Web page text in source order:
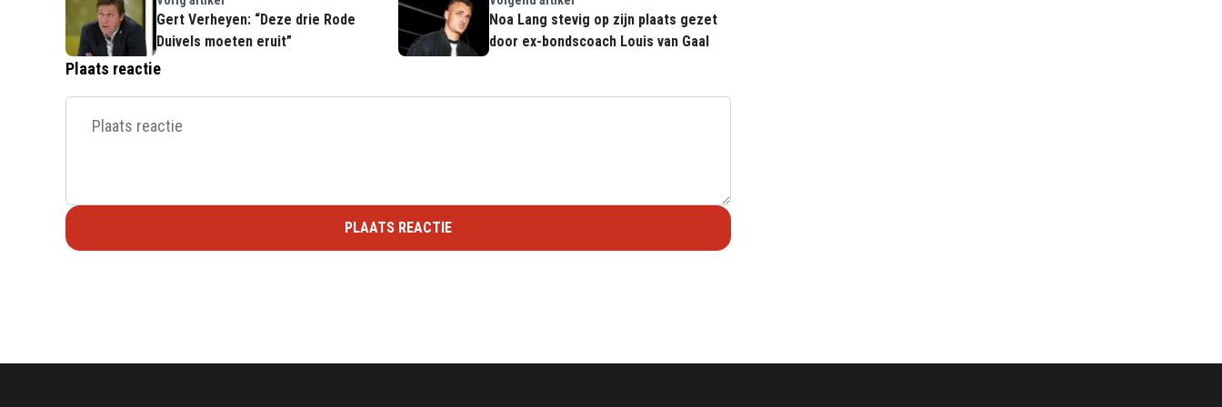
Gert Verheyen: “Deze drie Rode
Duivels moeten eruit”
Noa Lang stevig op zijn plaats gezet
door ex-bondscoach Louis van Gaal
Plaats reactie
PLAATS REACTIE